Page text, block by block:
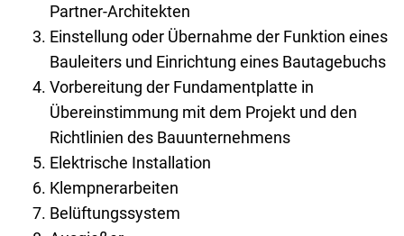
Partner-Architekten
Einstellung oder Übernahme der Funktion eines
Bauleiters und Einrichtung eines Bautagebuchs
Vorbereitung der Fundamentplatte in
Übereinstimmung mit dem Projekt und den
Richtlinien des Bauunternehmens
Elektrische Installation
Klempnerarbeiten
Belüftungssystem